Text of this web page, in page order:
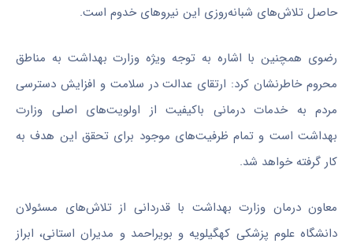
حاصل تلاش‌های شبانه‌روزی این نیروهای خدوم است.
رضوی همچنین با اشاره به توجه ویژه وزارت بهداشت به مناطق
محروم خاطرنشان کرد: ارتقای عدالت در سلامت و افزایش دسترسی
مردم به خدمات درمانی باکیفیت از اولویت‌های اصلی وزارت
بهداشت است و تمام ظرفیت‌های موجود برای تحقق این هدف به
کار گرفته خواهد شد.
معاون درمان وزارت بهداشت با قدردانی از تلاش‌های مسئولان
دانشگاه علوم پزشکی کهگیلویه و بویراحمد و مدیران استانی، ابراز